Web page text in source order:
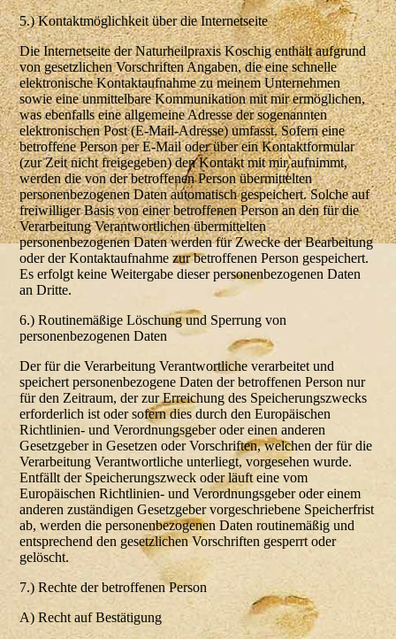
5.) Kontaktmöglichkeit über die Internetseite
Die Internetseite der Naturheilpraxis Koschig enthält aufgrund
von gesetzlichen Vorschriften Angaben, die eine schnelle
elektronische Kontaktaufnahme zu meinem Unternehmen
sowie eine unmittelbare Kommunikation mit mir ermöglichen,
was ebenfalls eine allgemeine Adresse der sogenannten
elektronischen Post (E-Mail-Adresse) umfasst. Sofern eine
betroffene Person per E-Mail oder über ein Kontaktformular
(zur Zeit nicht freigegeben) den Kontakt mit mir aufnimmt,
werden die von der betroffenen Person übermittelten
personenbezogenen Daten automatisch gespeichert. Solche auf
freiwilliger Basis von einer betroffenen Person an den für die
Verarbeitung Verantwortlichen übermittelten
personenbezogenen Daten werden für Zwecke der Bearbeitung
oder der Kontaktaufnahme zur betroffenen Person gespeichert.
Es erfolgt keine Weitergabe dieser personenbezogenen Daten
an Dritte.
6.) Routinemäßige Löschung und Sperrung von
personenbezogenen Daten
Der für die Verarbeitung Verantwortliche verarbeitet und
speichert personenbezogene Daten der betroffenen Person nur
für den Zeitraum, der zur Erreichung des Speicherungszwecks
erforderlich ist oder sofern dies durch den Europäischen
Richtlinien- und Verordnungsgeber oder einen anderen
Gesetzgeber in Gesetzen oder Vorschriften, welchen der für die
Verarbeitung Verantwortliche unterliegt, vorgesehen wurde.
Entfällt der Speicherungszweck oder läuft eine vom
Europäischen Richtlinien- und Verordnungsgeber oder einem
anderen zuständigen Gesetzgeber vorgeschriebene Speicherfrist
ab, werden die personenbezogenen Daten routinemäßig und
entsprechend den gesetzlichen Vorschriften gesperrt oder
gelöscht.
7.) Rechte der betroffenen Person
A) Recht auf Bestätigung